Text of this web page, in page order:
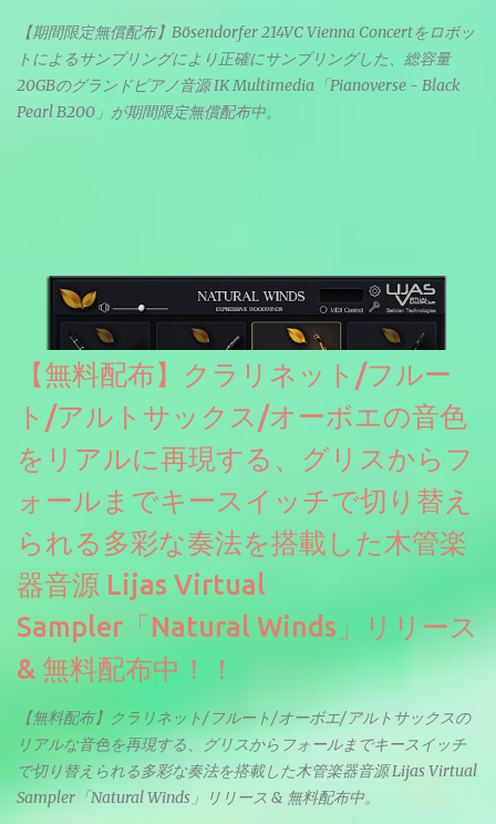
【期間限定無償配布】Bösendorfer 214VC Vienna Concertをロボッ
トによるサンプリングにより正確にサンプリングした、総容量
20GBのグランドピアノ音源 IK Multimedia「Pianoverse - Black
Pearl B200」が期間限定無償配布中。
【無料配布】クラリネット/フルー
ト/アルトサックス/オーボエの音色
をリアルに再現する、グリスからフ
ォールまでキースイッチで切り替え
られる多彩な奏法を搭載した木管楽
器音源 Lijas Virtual
Sampler「Natural Winds」リリース
& 無料配布中！！
【無料配布】クラリネット/フルート/オーボエ/アルトサックスの
リアルな音色を再現する、グリスからフォールまでキースイッチ
で切り替えられる多彩な奏法を搭載した木管楽器音源 Lijas Virtual
Sampler「Natural Winds」リリース & 無料配布中。